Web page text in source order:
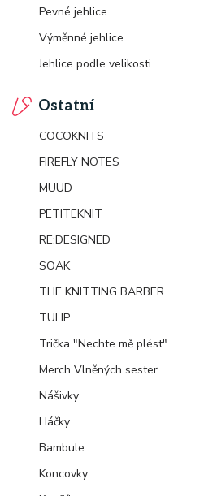
Pevné jehlice
Výměnné jehlice
Jehlice podle velikosti
Ostatní
COCOKNITS
FIREFLY NOTES
MUUD
PETITEKNIT
RE:DESIGNED
SOAK
THE KNITTING BARBER
TULIP
Trička "Nechte mě plést"
Merch Vlněných sester
Nášivky
Háčky
Bambule
Koncovky